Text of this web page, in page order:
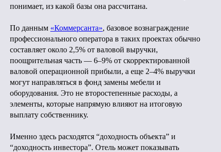
понимает, из какой базы она рассчитана.
По данным «Коммерсанта», базовое вознаграждение
профессионального оператора в таких проектах обычно
составляет около 2,5% от валовой выручки,
поощрительная часть — 6–9% от скорректированной
валовой операционной прибыли, а еще 2–4% выручки
могут направляться в фонд замены мебели и
оборудования. Это не второстепенные расходы, а
элементы, которые напрямую влияют на итоговую
выплату собственнику.
Именно здесь расходятся “доходность объекта” и
“доходность инвестора”. Отель может показывать